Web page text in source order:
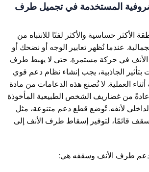
المستخدمة في تجميل طرف
الأكثر حساسية والأكثر لفتًا للانتباه من
عندما نُظهر تعابير الوجه أو نضحك أو
في حركة مستمرة. حتى لا يهبط طرف
بتأثير الجاذبية، يجب إنشاء نظام دعم قوي
العملية. لا تُصنع هذه الدعامات من مادة
من غضاريف الشخص الطبيعية المأخوذة
لأنفه. تُوضع قطع دعم متنوعة، مثل
قائمًا، لتوفير إسقاط طرف الأنف إلى
طرف الأنف وسقفه هي: